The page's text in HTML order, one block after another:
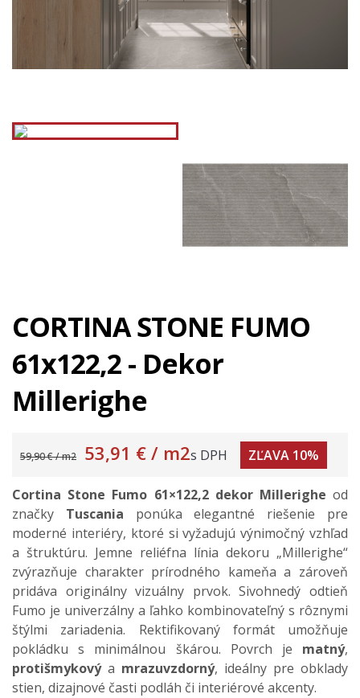
CORTINA STONE FUMO
61x122,2 - Dekor
Millerighe
59,90 € / m2 53,91 € / m2s DPH ZĽAVA 10%
Cortina Stone Fumo 61×122,2 dekor Millerighe od
značky Tuscania ponúka elegantné riešenie pre
moderné interiéry, ktoré si vyžadujú výnimočný vzhľad
a štruktúru. Jemne reliéfna línia dekoru „Millerighe“
zvýrazňuje charakter prírodného kameňa a zároveň
pridáva originálny vizuálny prvok. Sivohnedý odtieň
Fumo je univerzálny a ľahko kombinovateľný s rôznymi
štýlmi zariadenia. Rektifikovaný formát umožňuje
pokládku s minimálnou škárou. Povrch je matný,
protišmykovýa mrazuvzdorný, ideálny pre obklady
stien, dizajnové časti podláh či interiérové akcenty.